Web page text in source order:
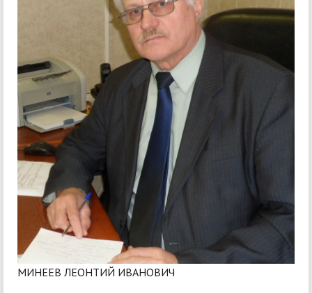
МИНЕЕВ ЛЕОНТИЙ ИВАНОВИЧ